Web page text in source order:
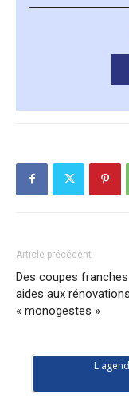
Article précédent
Des coupes
aides aux rénovations
« monogestes »